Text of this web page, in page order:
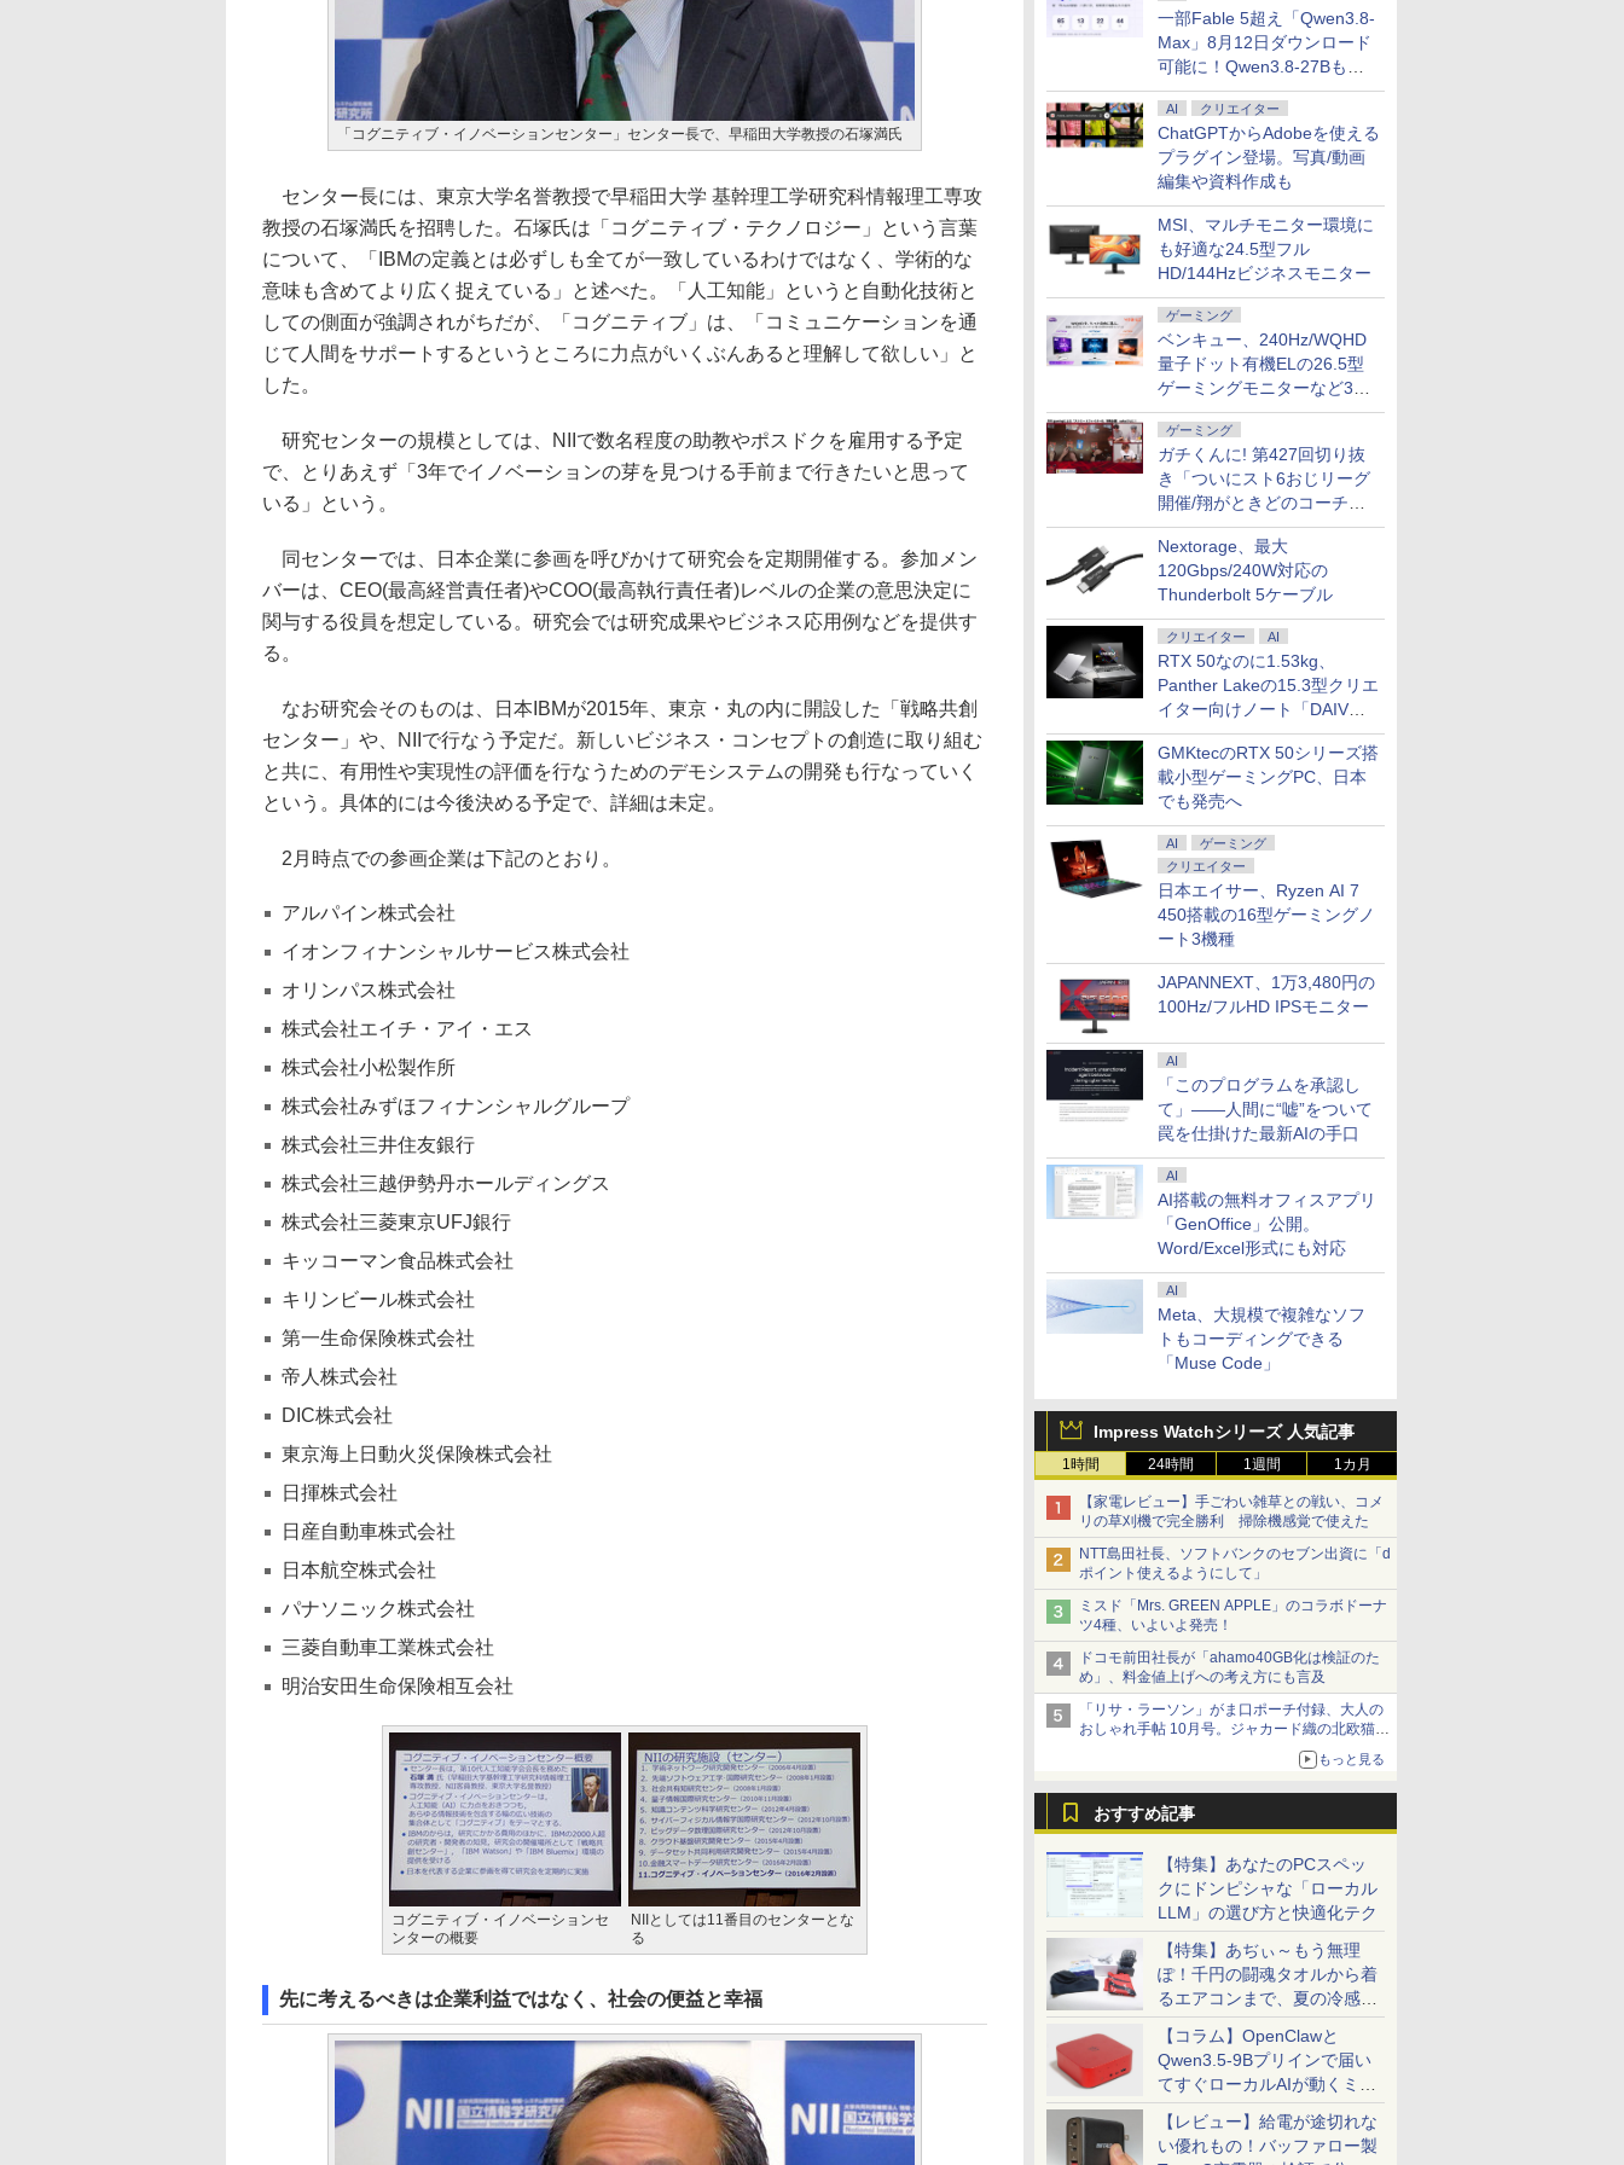
一部Fable 5超え「Qwen3.8-
Max」8月12日ダウンロード
可能に！Qwen3.8-27Bも順
次
AI クリエイター
ChatGPTからAdobeを使える
プラグイン登場。写真/動画
編集や資料作成も
MSI、マルチモニター環境に
も好適な24.5型フル
HD/144Hzビジネスモニター
ゲーミング
ベンキュー、240Hz/WQHD
量子ドット有機ELの26.5型
ゲーミングモニターなど3機
種
ゲーミング
ガチくんに! 第427回切り抜
き「ついにスト6おじリーグ
開催/翔がときどのコーチ就
任など」
Nextorage、最大
120Gbps/240W対応の
Thunderbolt 5ケーブル
クリエイター AI
RTX 50なのに1.53kg、
Panther Lakeの15.3型クリエ
イター向けノート「DAIV
Z5」
GMKtecのRTX 50シリーズ搭
載小型ゲーミングPC、日本
でも発売へ
AI
ゲーミング
クリエイター
日本エイサー、Ryzen AI 7
450搭載の16型ゲーミングノ
ート3機種
JAPANNEXT、1万3,480円の
100Hz/フルHD IPSモニター
AI
「このプログラムを承認し
て」――人間に“嘘”をついて
罠を仕掛けた最新AIの手口
AI
AI搭載の無料オフィスアプリ
「GenOffice」公開。
Word/Excel形式にも対応
AI
Meta、大規模で複雑なソフ
トもコーディングできる
「Muse Code」
Impress Watchシリーズ 人気記事
1時間 24時間 1週間 1カ月
【家電レビュー】手ごわい雑草との戦い、コメ
リの草刈機で完全勝利 掃除機感覚で使えた
NTT島田社長、ソフトバンクのセブン出資に「d
ポイント使えるようにして」
ミスド「Mrs. GREEN APPLE」のコラボドーナ
ツ4種、いよいよ発売！
ドコモ前田社長が「ahamo40GB化は検証のた
め」、料金値上げへの考え方にも言及
「リサ・ラーソン」がま口ポーチ付録、大人の
おしゃれ手帖 10月号。ジャカード織の北欧猫デ
もっと見る
おすすめ記事
【特集】あなたのPCスペッ
クにドンピシャな「ローカル
LLM」の選び方と快適化テク
【特集】あぢぃ～もう無理
ぽ！千円の闘魂タオルから着
るエアコンまで、夏の冷感グ
ッズ一挙紹介
【コラム】OpenClawと
Qwen3.5-9Bプリインで届い
てすぐローカルAIが動くミニ
PC「SER9 Pro」
【レビュー】給電が途切れな
い優れもの！バッファロー製
「コグニティブ・イノベーションセンター」センター長で、早稲田大学教授の石塚満氏
センター長には、東京大学名誉教授で早稲田大学 基幹理工学研究科情報理工専攻
教授の石塚満氏を招聘した。石塚氏は「コグニティブ・テクノロジー」という言葉
について、「IBMの定義とは必ずしも全てが一致しているわけではなく、学術的な
意味も含めてより広く捉えている」と述べた。「人工知能」というと自動化技術と
しての側面が強調されがちだが、「コグニティブ」は、「コミュニケーションを通
じて人間をサポートするというところに力点がいくぶんあると理解して欲しい」と
した。
研究センターの規模としては、NIIで数名程度の助教やポスドクを雇用する予定
で、とりあえず「3年でイノベーションの芽を見つける手前まで行きたいと思って
いる」という。
同センターでは、日本企業に参画を呼びかけて研究会を定期開催する。参加メン
バーは、CEO(最高経営責任者)やCOO(最高執行責任者)レベルの企業の意思決定に
関与する役員を想定している。研究会では研究成果やビジネス応用例などを提供す
る。
なお研究会そのものは、日本IBMが2015年、東京・丸の内に開設した「戦略共創
センター」や、NIIで行なう予定だ。新しいビジネス・コンセプトの創造に取り組む
と共に、有用性や実現性の評価を行なうためのデモシステムの開発も行なっていく
という。具体的には今後決める予定で、詳細は未定。
2月時点での参画企業は下記のとおり。
アルパイン株式会社
イオンフィナンシャルサービス株式会社
オリンパス株式会社
株式会社エイチ・アイ・エス
株式会社小松製作所
株式会社みずほフィナンシャルグループ
株式会社三井住友銀行
株式会社三越伊勢丹ホールディングス
株式会社三菱東京UFJ銀行
キッコーマン食品株式会社
キリンビール株式会社
第一生命保険株式会社
帝人株式会社
DIC株式会社
東京海上日動火災保険株式会社
日揮株式会社
日産自動車株式会社
日本航空株式会社
パナソニック株式会社
三菱自動車工業株式会社
明治安田生命保険相互会社
コグニティブ・イノベーションセ
ンターの概要
NIIとしては11番目のセンターとな
る
先に考えるべきは企業利益ではなく、社会の便益と幸福